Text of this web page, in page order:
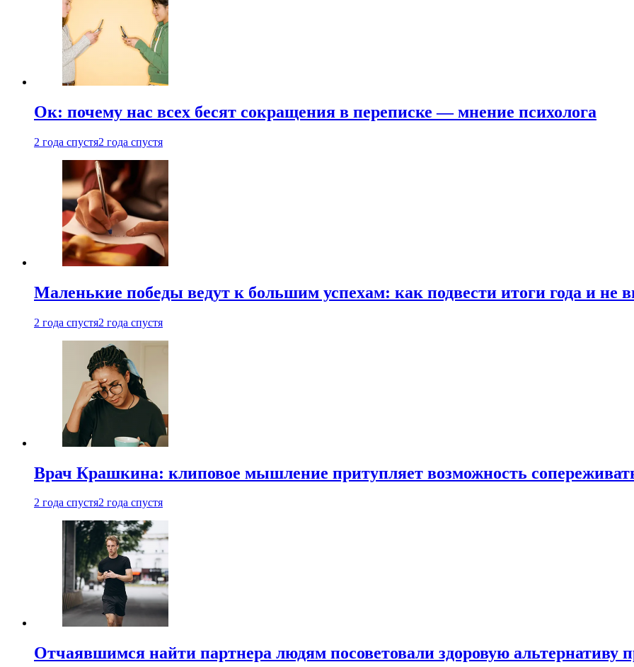
Ок: почему нас всех бесят сокращения в переписке — мнение психолога
2 года спустя2 года спустя
Маленькие победы ведут к большим успехам: как подвести итоги года и не
2 года спустя2 года спустя
Врач Крашкина: клиповое мышление притупляет возможность
2 года спустя2 года спустя
Отчаявшимся найти партнера людям посоветовали здоровую альтернативу